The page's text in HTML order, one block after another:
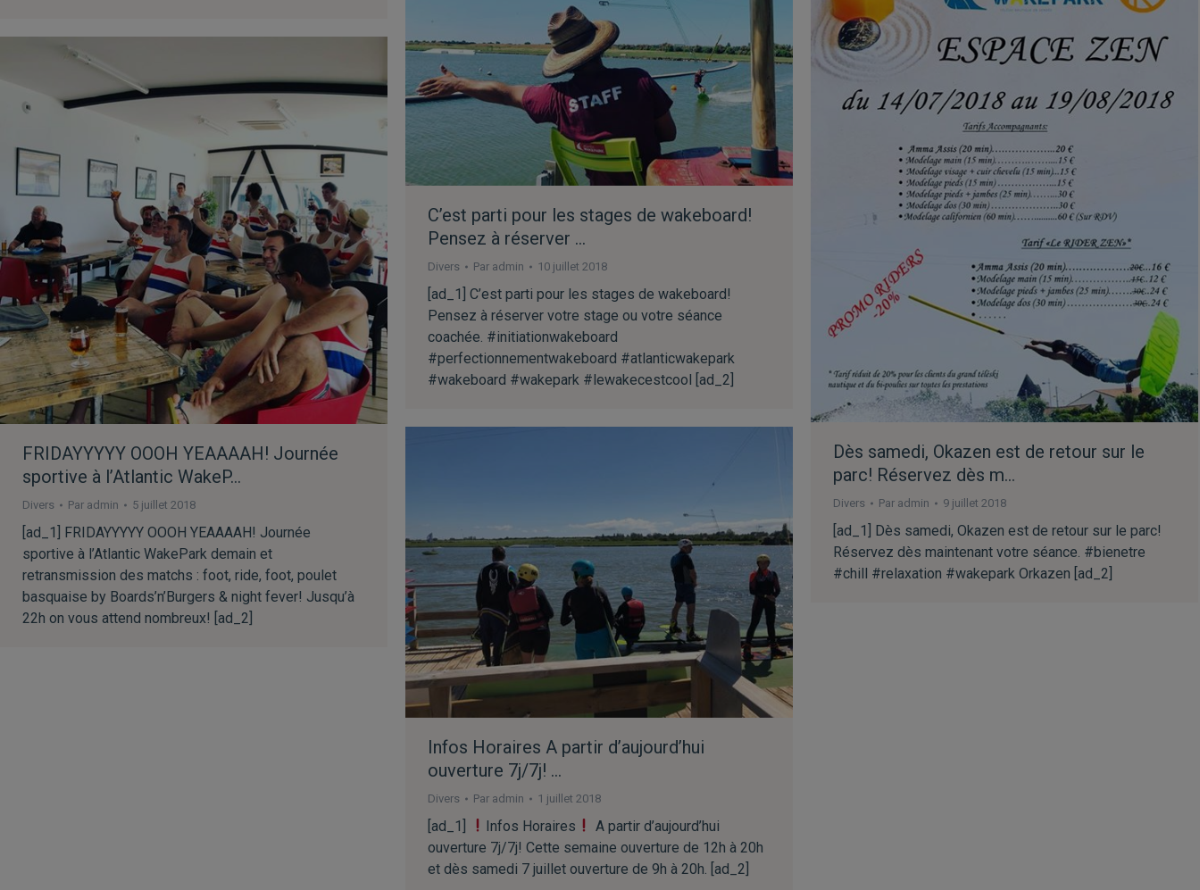
C’est parti pour les stages de wakeboard!
Pensez à réserver …
Divers Par admin 10 juillet 2018
[ad_1] C’est parti pour les stages de wakeboard!
Pensez à réserver votre stage ou votre séance
coachée. #initiationwakeboard
#perfectionnementwakeboard #atlanticwakepark
#wakeboard #wakepark #lewakecestcool [ad_2]
Dès samedi, Okazen est de retour sur le
parc! Réservez dès m…
Divers Par admin 9 juillet 2018
[ad_1] Dès samedi, Okazen est de retour sur le parc!
Réservez dès maintenant votre séance. #bienetre
#chill #relaxation #wakepark Orkazen [ad_2]
FRIDAYYYYY OOOH YEAAAAH! Journée
sportive à l’Atlantic WakeP…
Divers Par admin 5 juillet 2018
[ad_1] FRIDAYYYYY OOOH YEAAAAH! Journée
sportive à l’Atlantic WakePark demain et
retransmission des matchs : foot, ride, foot, poulet
basquaise by Boards’n’Burgers & night fever! Jusqu’à
22h on vous attend nombreux! [ad_2]
️Infos Horaires️ A partir d’aujourd’hui
ouverture 7j/7j! …
Divers Par admin 1 juillet 2018
[ad_1] Infos Horaires
A partir d’aujourd’hui
ouverture 7j/7j! Cette semaine ouverture de 12h à 20h
et dès samedi 7 juillet ouverture de 9h à 20h. [ad_2]